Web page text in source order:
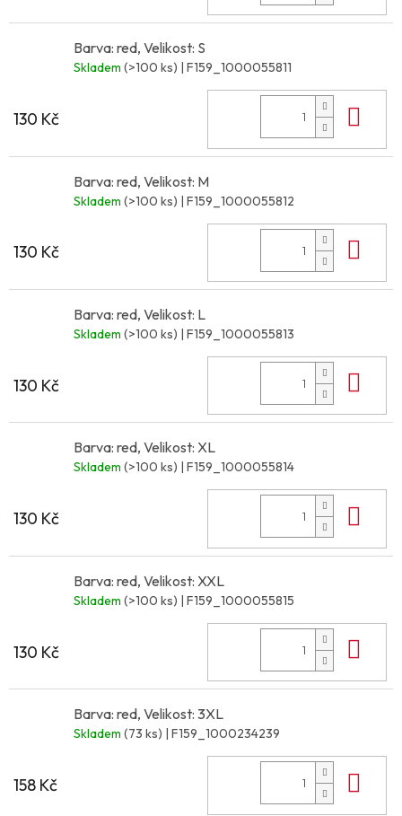
Barva: red, Velikost: S
Skladem (>100 ks) | F159_1000055811
130 Kč
Barva: red, Velikost: M
Skladem (>100 ks) | F159_1000055812
130 Kč
Barva: red, Velikost: L
Skladem (>100 ks) | F159_1000055813
130 Kč
Barva: red, Velikost: XL
Skladem (>100 ks) | F159_1000055814
130 Kč
Barva: red, Velikost: XXL
Skladem (>100 ks) | F159_1000055815
130 Kč
Barva: red, Velikost: 3XL
Skladem (73 ks) | F159_1000234239
158 Kč